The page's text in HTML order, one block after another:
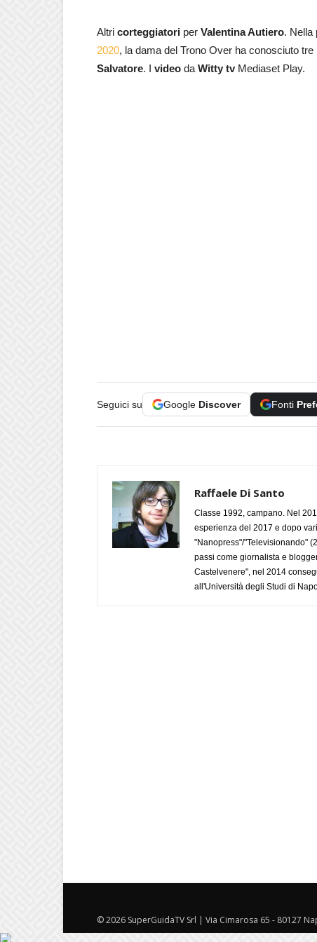
Altri corteggiatori per Valentina Autiero. Nella
2020, la dama del Trono Over ha conosciuto
Salvatore. I video da Witty tvMediaset Play.
Seguici su Google Discover Fonti
Raffaele Di Santo
Classe 1992, campano. Nel
esperienza del 2017 e dopo
"Nanopress"/"Televisionando"
passi come giornalista e
Castelvenere", nel 2014
all'Università degli Studi di
© 2026 SuperGuidaTV Srl | Via Cimarosa 65 - 80127